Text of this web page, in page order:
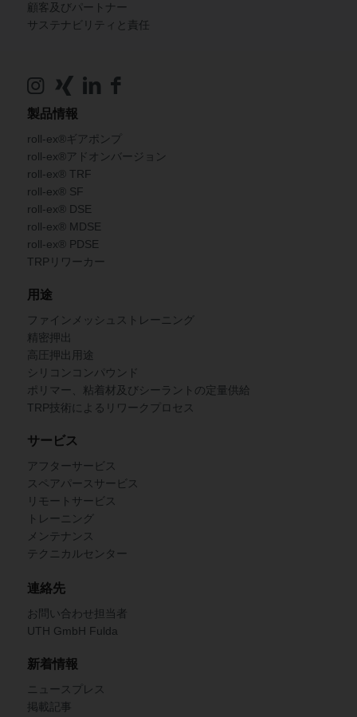
顧客及びパートナー
サステナビリティと責任
製品情報
roll-ex®ギアポンプ
roll-ex®アドオンバージョン
roll-ex® TRF
roll-ex® SF
roll-ex® DSE
roll-ex® MDSE
roll-ex® PDSE
TRPリワーカー
用途
ファインメッシュストレーニング
精密押出
高圧押出用途
シリコンコンパウンド
ポリマー、粘着材及びシーラントの定量供給
TRP技術によるリワークプロセス
サービス
アフターサービス
スペアパースサービス
リモートサービス
トレーニング
メンテナンス
テクニカルセンター
連絡先
お問い合わせ担当者
UTH GmbH Fulda
新着情報
ニュースプレス
掲載記事